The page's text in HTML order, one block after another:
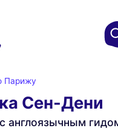
Парижу
Сен-Дени
англоязычным